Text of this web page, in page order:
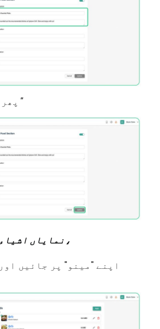
"اپ ڈیٹ"
نمایاں اشیاء شامل کرنے کے لیے،
اپنے "مینو" پر جائیں